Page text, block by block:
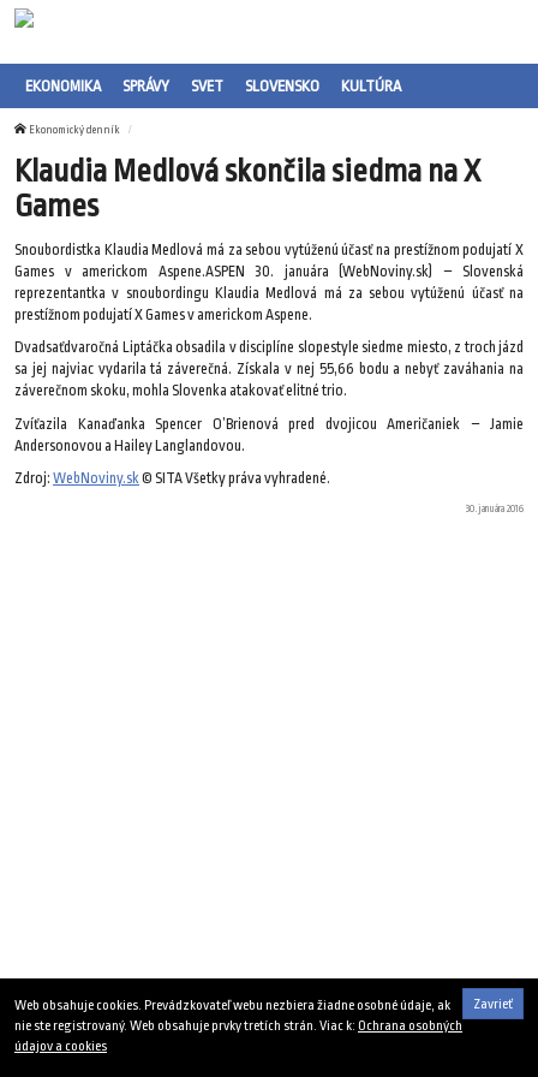
EKONOMIKA SPRÁVY SVET SLOVENSKO KULTÚRA
Ekonomický denník
Klaudia Medlová skončila siedma na X
Games
Snoubordistka Klaudia Medlová má za sebou vytúženú účasť na prestížnom podujatí X
Games v americkom Aspene.ASPEN 30. januára (WebNoviny.sk) – Slovenská
reprezentantka v snoubordingu Klaudia Medlová má za sebou vytúženú účasť na
prestížnom podujatí X Games v americkom Aspene.
Dvadsaťdvaročná Liptáčka obsadila v disciplíne slopestyle siedme miesto, z troch jázd
sa jej najviac vydarila tá záverečná. Získala v nej 55,66 bodu a nebyť zaváhania na
záverečnom skoku, mohla Slovenka atakovať elitné trio.
Zvíťazila Kanaďanka Spencer O’Brienová pred dvojicou Američaniek – Jamie
Andersonovou a Hailey Langlandovou.
Zdroj: WebNoviny.sk© SITA Všetky práva vyhradené.
30. januára 2016
Zavrieť
Web obsahuje cookies. Prevádzkovateľ webu nezbiera žiadne osobné údaje, ak
nie ste registrovaný. Web obsahuje prvky tretích strán. Viac k: Ochrana osobných
údajov a cookies